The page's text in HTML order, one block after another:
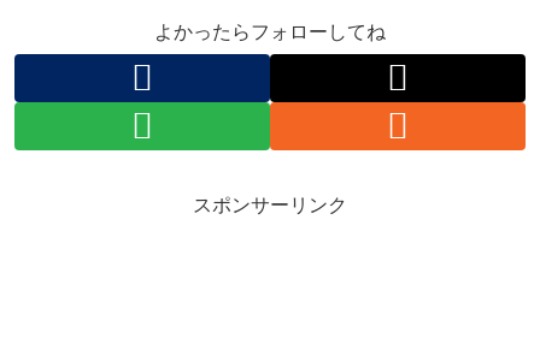
よかったらフォローしてね
スポンサーリンク